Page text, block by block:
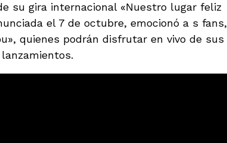
su gira internacional «Nuestro lugar feliz
el 7 de octubre, emocionó a s fans,
quienes podrán disfrutar en vivo de sus